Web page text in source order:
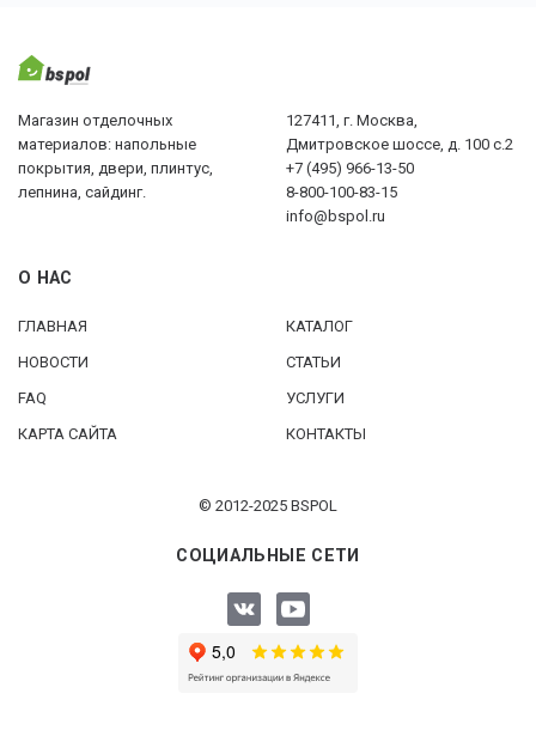
Магазин отделочных
материалов: напольные
покрытия, двери, плинтус,
лепнина, сайдинг.
127411, г. Москва,
Дмитровское шоссе, д. 100 с.2
+7 (495) 966-13-50
8-800-100-83-15
info@bspol.ru
О НАС
ГЛАВНАЯ
КАТАЛОГ
НОВОСТИ
СТАТЬИ
FAQ
УСЛУГИ
КАРТА САЙТА
КОНТАКТЫ
© 2012-2025 BSPOL
СОЦИАЛЬНЫЕ СЕТИ